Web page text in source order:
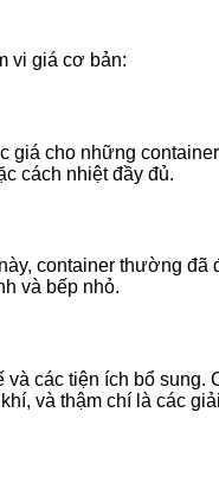
vi giá cơ bản:
giá cho những
cách nhiệt đầy đủ.
container thường
và bếp nhỏ.
và các tiện ích bổ
và thậm chí là các